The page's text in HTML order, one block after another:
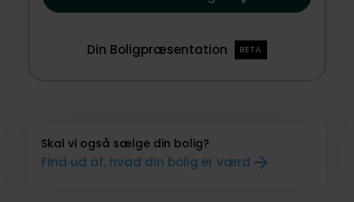
Din Boligpræsentation BETA
Skal vi også sælge din bolig?
Find ud af, hvad din bolig er værd